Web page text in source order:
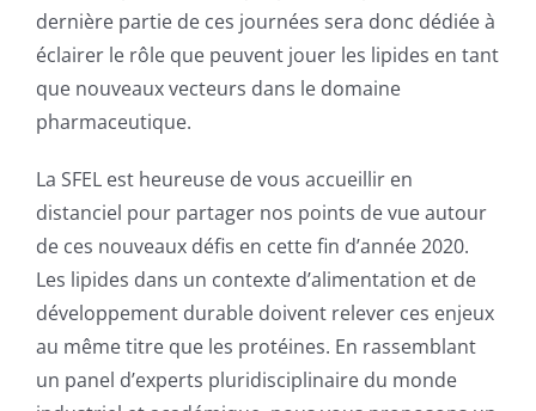
dernière partie de ces journées sera donc dédiée à
éclairer le rôle que peuvent jouer les lipides en tant
que nouveaux vecteurs dans le domaine
pharmaceutique.
La SFEL est heureuse de vous accueillir en
distanciel pour partager nos points de vue autour
de ces nouveaux défis en cette fin d’année 2020.
Les lipides dans un contexte d’alimentation et de
développement durable doivent relever ces enjeux
au même titre que les protéines. En rassemblant
un panel d’experts pluridisciplinaire du monde